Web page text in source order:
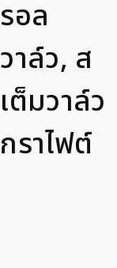
รอล
วาล์ว, ส
เต็มวาล์ว
กราไฟต์